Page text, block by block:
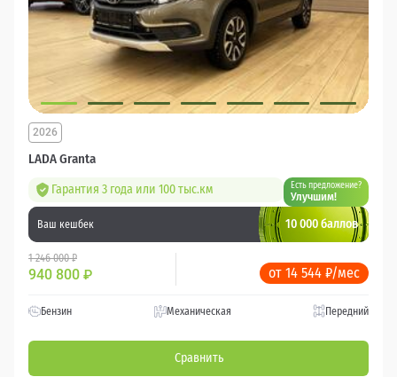
LADA Granta
2026
Гарантия 3 года или 100 тыс.км Есть предложение?
Улучшим!
Ваш кешбек 10 000 баллов
1 246 000 ₽
940 800 ₽ от 14 544 ₽/мес
Бензин Механическая Передний
Сравнить